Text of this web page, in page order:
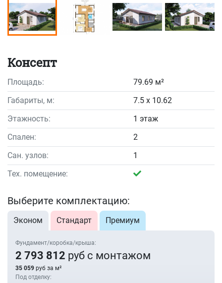
Консепт
Площадь:
79.69 м²
Габариты, м:
7.5 x 10.62
Этажность:
1 этаж
Спален:
2
Сан. узлов:
1
Тех. помещение:
Выберите комплектацию:
Эконом Стандарт Премиум
Фундамент/коробка/крыша:
2 793 812 руб с монтажом
35 059 руб за м²
Под отделку: